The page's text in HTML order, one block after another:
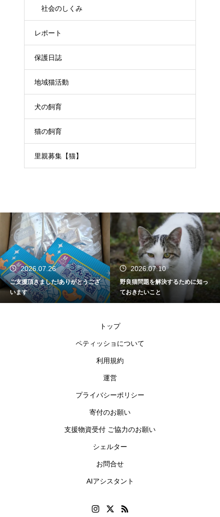
社会のしくみ
レポート
保護日誌
地域猫活動
犬の飼育
猫の飼育
里親募集【猫】
2026.07.26
ご支援頂きました!ありがとうござ
います
2026.07.10
野良猫問題を解決するために知っ
ておきたいこと
トップ
ペティッショについて
利用規約
運営
プライバシーポリシー
寄付のお願い
支援物資受付 ご協力のお願い
シェルター
お問合せ
AIアシスタント